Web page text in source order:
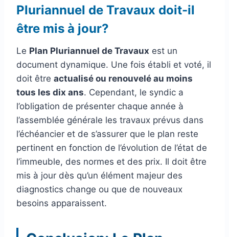
Pluriannuel de Travaux doit-il
être mis à jour?
Le Plan Pluriannuel de Travaux est un
document dynamique. Une fois établi et voté, il
doit être actualisé ou renouvelé au moins
tous les dix ans. Cependant, le syndic a
l’obligation de présenter chaque année à
l’assemblée générale les travaux prévus dans
l’échéancier et de s’assurer que le plan reste
pertinent en fonction de l’évolution de l’état de
l’immeuble, des normes et des prix. Il doit être
mis à jour dès qu’un élément majeur des
diagnostics change ou que de nouveaux
besoins apparaissent.